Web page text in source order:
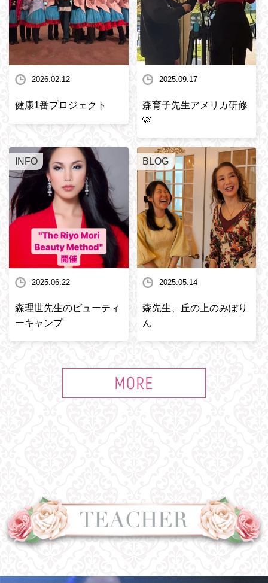
2026.02.12
健康1番プロジェクト
2025.09.17
森育子先生アメリカ研修
🩷
INFO
2025.06.22
森理世先生のビューティ
ーキャンプ
BLOG
2025.05.14
森先生、丘の上のみぽり
ん